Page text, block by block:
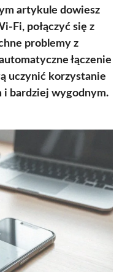
artykule dowiesz
Fi, połączyć się z
problemy z
łączenie
uczynić korzystanie
i bardziej wygodnym.